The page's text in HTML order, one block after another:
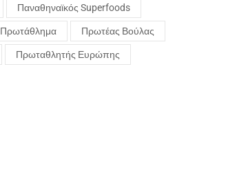
Παναθηναϊκός Superfoods
Πρωτάθλημα Πρωτέας Βούλας
Πρωταθλητής Ευρώπης